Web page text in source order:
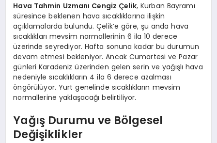
Hava Tahmin Uzmanı Cengiz Çelik, Kurban Bayramı
süresince beklenen hava sıcaklıklarına ilişkin
açıklamalarda bulundu. Çelik’e göre, şu anda hava
sıcaklıkları mevsim normallerinin 6 ila 10 derece
üzerinde seyrediyor. Hafta sonuna kadar bu durumun
devam etmesi bekleniyor. Ancak Cumartesi ve Pazar
günleri Karadeniz üzerinden gelen serin ve yağışlı hava
nedeniyle sıcaklıkların 4 ila 6 derece azalması
öngörülüyor. Yurt genelinde sıcaklıkların mevsim
normallerine yaklaşacağı belirtiliyor.
Yağış Durumu ve Bölgesel
Değişiklikler